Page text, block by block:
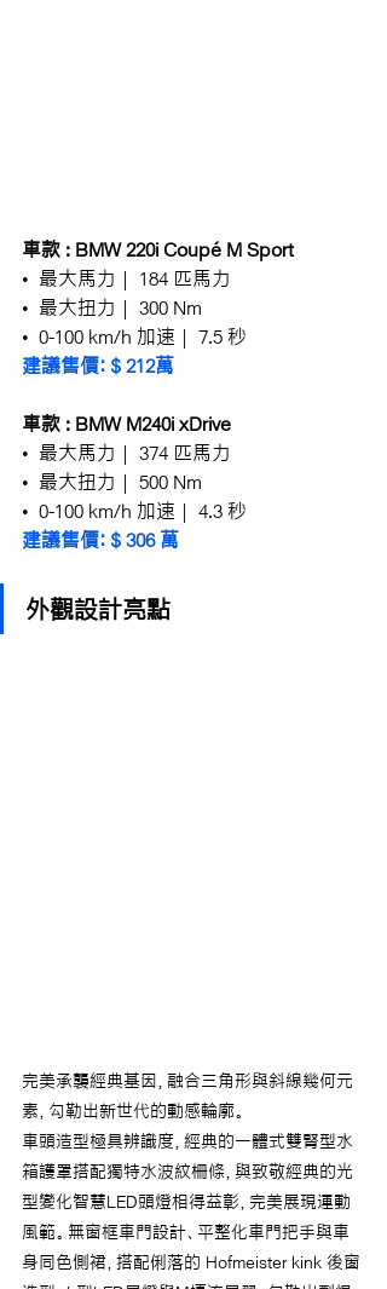
車款 : BMW 220i Coupé M Sport
•  最大馬力 |  184 匹馬力
•  最大扭力 |  300 Nm
•  0-100 km/h 加速 |  7.5 秒
建議售價：$ 212萬
車款 : BMW M240i xDrive
•  最大馬力 |  374 匹馬力
•  最大扭力 |  500 Nm
•  0-100 km/h 加速 |  4.3 秒
建議售價：$ 306 萬
外觀設計亮點
完美承襲經典基因，融合三角形與斜線幾何元
素，勾勒出新世代的動感輪廓。
車頭造型極具辨識度，經典的一體式雙腎型水
箱護罩搭配獨特水波紋柵條，與致敬經典的光
型變化智慧LED頭燈相得益彰，完美展現運動
風範。無窗框車門設計、平整化車門把手與車
身同色側裙，搭配俐落的 Hofmeister kink 後窗